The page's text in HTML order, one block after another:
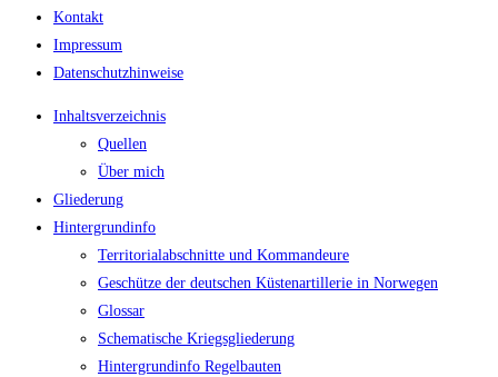
Kontakt
Impressum
Datenschutzhinweise
Inhaltsverzeichnis
Quellen
Über mich
Gliederung
Hintergrundinfo
Territorialabschnitte und Kommandeure
Geschütze der deutschen Küstenartillerie in Norwegen
Glossar
Schematische Kriegsgliederung
Hintergrundinfo Regelbauten